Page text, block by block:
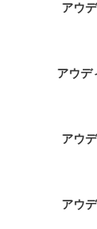
アウ
アウデ
アウ
アウ